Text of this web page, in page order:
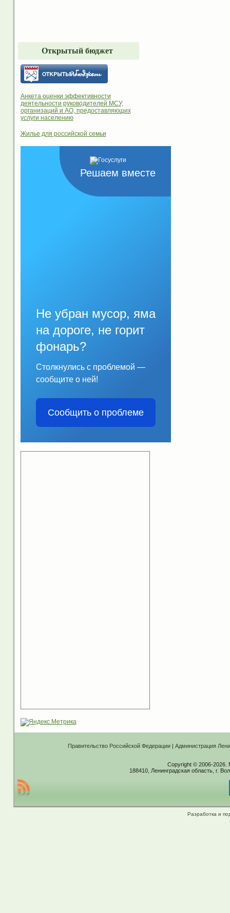
Открытый бюджет
Анкета оценки эффективности
деятельности руководителей МСУ,
организаций и АО, предоставляющих
услуги населению
Жилье для российской семьи
Решаем вместе
Не убран мусор, яма
на дороге, не горит
фонарь?
Столкнулись с проблемой —
сообщите о ней!
Сообщить о проблеме
Правительство Российской Федерации| Администрация
Copyright © 2006-2026.
188410, Ленинградская область, г.
Разработка и